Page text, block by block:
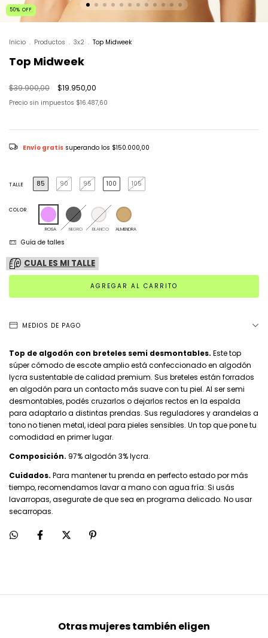
50% OFF
Inicio . Productos . 3x2 . Top Midweek
Top Midweek
$39.900,00 $19.950,00
Precio sin impuestos $16.487,60
Envío gratis superando los $150.000,00
TALLE 85 90 95 100 105
COLOR
ROSA NEGRO BLANCO ALMENDRA
Guía de talles
CUAL ES MI TALLE
MEDIOS DE PAGO
Top de algodón con breteles semi desmontables. Este top
súper cómodo de escote amplio está confeccionado en algodón
lycra sustentable de calidad premium. Sus breteles están forrados
en algodón para un contacto más suave con tu piel. Al ser semi
desmontables, podés cruzarlos o dejarlos rectos en la espalda
para adaptarlo a distintas prendas. Sus reguladores y arandelas a
tono no tienen metal, ideal para pieles sensibles. Un top que pone tu
comodidad en primer lugar.
Composición. 97% algodón 3% lycra.
Cuidados. Para mantener tu prenda en perfecto estado por más
tiempo, recomendamos lavar a mano con agua fría. Si usás
lavarropas, asegurate de que sea en programa delicado. No usar
secarropas.
Otras mujeres también eligen